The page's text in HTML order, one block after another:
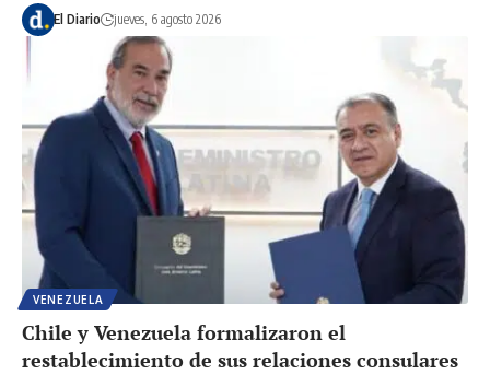
El Diario jueves, 6 agosto 2026
VENEZUELA
Chile y Venezuela formalizaron el
restablecimiento de sus relaciones consulares